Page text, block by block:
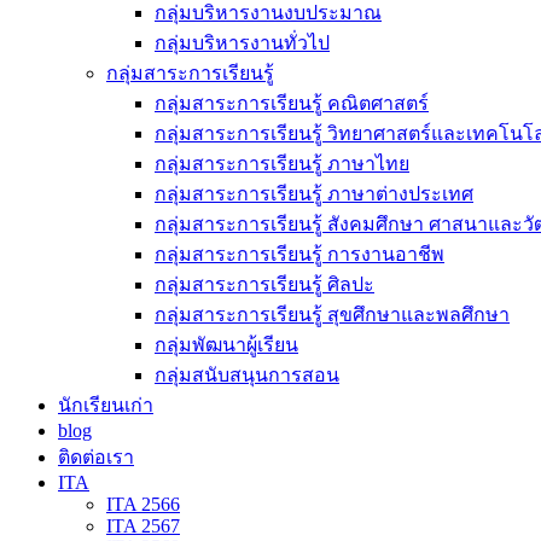
กลุ่มบริหารงานงบประมาณ
กลุ่มบริหารงานทั่วไป
กลุ่มสาระการเรียนรู้
กลุ่มสาระการเรียนรู้ คณิตศาสตร์
กลุ่มสาระการเรียนรู้ วิทยาศาสตร์และเทคโนโ
กลุ่มสาระการเรียนรู้ ภาษาไทย
กลุ่มสาระการเรียนรู้ ภาษาต่างประเทศ
กลุ่มสาระการเรียนรู้ สังคมศึกษา ศาสนาและ
กลุ่มสาระการเรียนรู้ การงานอาชีพ
กลุ่มสาระการเรียนรู้ ศิลปะ
กลุ่มสาระการเรียนรู้ สุขศึกษาและพลศึกษา
กลุ่มพัฒนาผู้เรียน
กลุ่มสนับสนุนการสอน
นักเรียนเก่า
blog
ติดต่อเรา
ITA
ITA 2566
ITA 2567